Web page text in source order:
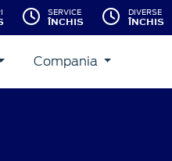
SERVICE
ÎNCHIS
DIVERSE
ÎNCHIS
Compania